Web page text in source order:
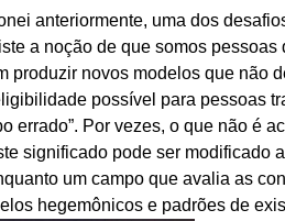
anteriormente, uma dos
a noção de que somos pessoas
produzir novos modelos que não
possível para pessoas
errado”. Por vezes, o que não é
significado pode ser
um campo que avalia as
hegemônicos e padrões de